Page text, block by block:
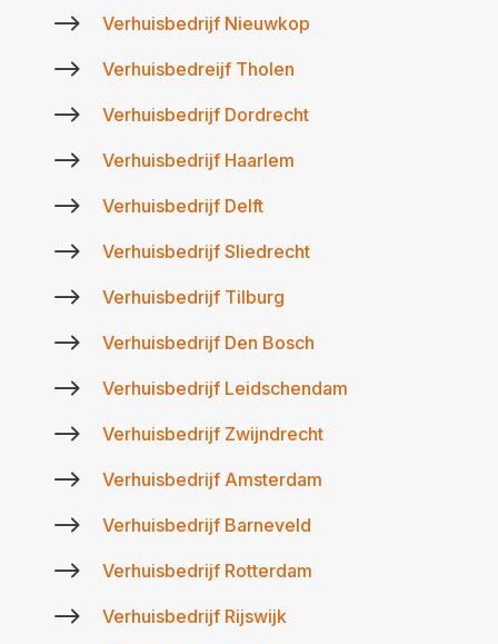
$ Verhuisbedrijf Nieuwkop
$ Verhuisbedreijf Tholen
$ Verhuisbedrijf Dordrecht
$ Verhuisbedrijf Haarlem
$ Verhuisbedrijf Delft
$ Verhuisbedrijf Sliedrecht
$ Verhuisbedrijf Tilburg
$ Verhuisbedrijf Den Bosch
$ Verhuisbedrijf Leidschendam
$ Verhuisbedrijf Zwijndrecht
$ Verhuisbedrijf Amsterdam
$ Verhuisbedrijf Barneveld
$ Verhuisbedrijf Rotterdam
$ Verhuisbedrijf Rijswijk